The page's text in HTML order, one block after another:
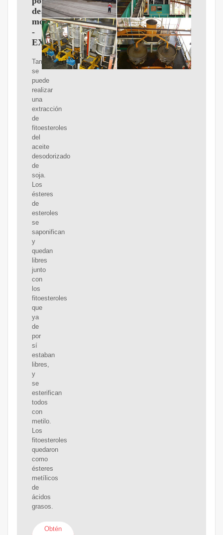
destilación
molecular
-
EXTRACCIóN
También
se
puede
realizar
una
extracción
de
fitoesteroles
del
aceite
desodorizado
de
soja.
Los
ésteres
de
esteroles
se
saponifican
y
quedan
libres
junto
con
los
fitoesteroles
que
ya
de
por
sí
estaban
libres,
y
se
esterifican
todos
con
metilo.
Los
fitoesteroles
quedaron
como
ésteres
metílicos
de
ácidos
grasos.
Obtén